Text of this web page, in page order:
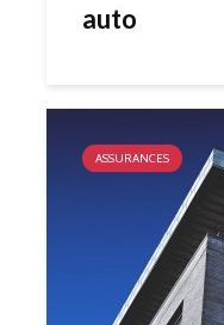
auto
ASSURANCES